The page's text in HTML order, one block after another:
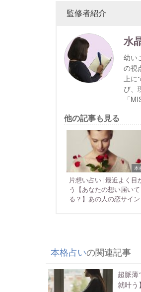
監修者紹介
水
幼い
の視
上に
び、
「
他の記事も見る
本
片想い占い│最近よく目
う【あなたの想い届いて
る？】あの人の恋サイン
本格占いの関連記事
超脈
就叶う